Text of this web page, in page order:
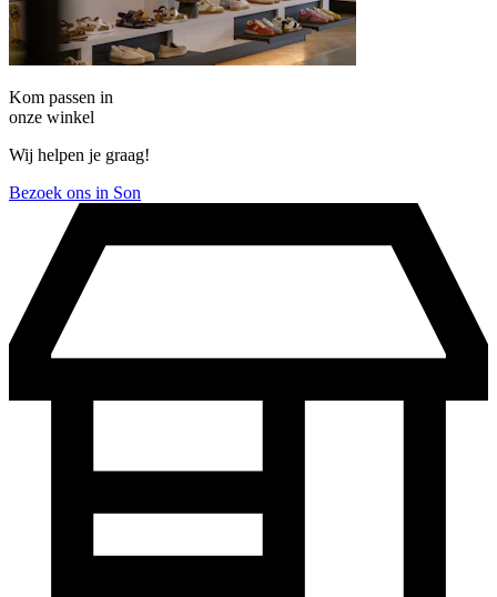
Kom passen in
onze winkel
Wij helpen je graag!
Bezoek ons in Son